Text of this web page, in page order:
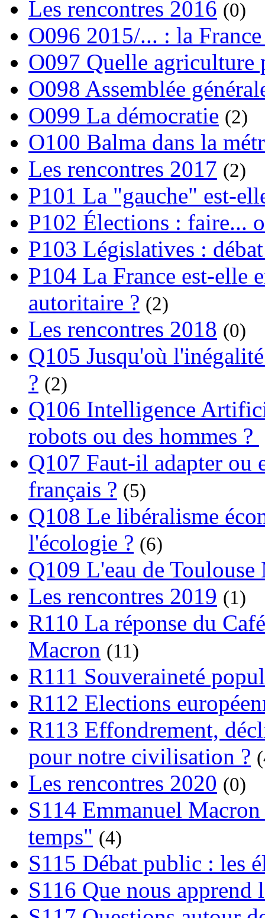
Les rencontres 2016 (0)
O096 2015/... : la
O097 Quelle agriculture
O098 Assemblée
O099 La démocratie (2)
O100 Balma dans la
Les rencontres 2017 (2)
P101 La "gauche" est-
P102 Élections : faire...
P103 Législatives :
P104 La France est-elle
autoritaire ? (2)
Les rencontres 2018 (0)
Q105 Jusqu'où
? (2)
Q106 Intelligence
robots ou des hommes ?
Q107 Faut-il adapter ou
français ? (5)
Q108 Le libéralisme
l'écologie ? (6)
Q109 L'eau de
Les rencontres 2019 (1)
R110 La réponse du
Macron (11)
R111 Souveraineté
R112 Elections
R113 Effondrement,
pour notre civilisation ?
Les rencontres 2020 (0)
S114 Emmanuel
temps" (4)
S115 Débat public : les
S116 Que nous apprend